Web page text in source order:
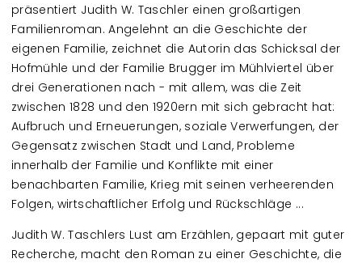
präsentiert Judith W. Taschler einen großartigen
Familienroman. Angelehnt an die Geschichte der
eigenen Familie, zeichnet die Autorin das Schicksal der
Hofmühle und der Familie Brugger im Mühlviertel über
drei Generationen nach - mit allem, was die Zeit
zwischen 1828 und den 1920ern mit sich gebracht hat:
Aufbruch und Erneuerungen, soziale Verwerfungen, der
Gegensatz zwischen Stadt und Land, Probleme
innerhalb der Familie und Konflikte mit einer
benachbarten Familie, Krieg mit seinen verheerenden
Folgen, wirtschaftlicher Erfolg und Rückschläge ...
Judith W. Taschlers Lust am Erzählen, gepaart mit guter
Recherche, macht den Roman zu einer Geschichte, die